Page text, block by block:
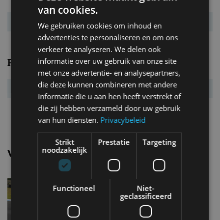
CO₂-emissie 186 g/km
Energielabel
Prestaties
Acc. 0-100 km/u 4,9 s
Topsnelheid 275 km/u
Vergelijkbare uitvoeringen
Porsche 718 caymanS
van cookies.
We gebruiken cookies om inhoud en
advertenties te personaliseren en om ons
verkeer te analyseren. We delen ook
informatie over uw gebruik van onze site
met onze advertentie- en analysepartners,
die deze kunnen combineren met andere
informatie die u aan hen heeft verstrekt of
die zij hebben verzameld door uw gebruik
van hun diensten. Privacybeleid
Strikt
noodzakelijk
Prestatie Targeting
Functioneel
Niet-
geclassificeerd